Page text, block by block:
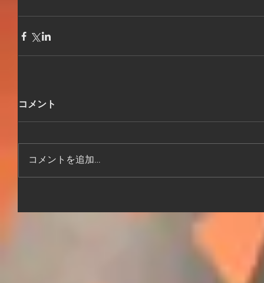
コメント
コメントを追加…